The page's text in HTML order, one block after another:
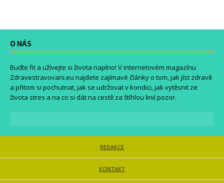
O NÁS
Buďte fit a užívejte si života naplno! V internetovém magazínu
Zdravestravovani.eu najdete zajímavé články o tom, jak jíst zdravě
a přitom si pochutnat, jak se udržovat v kondici, jak vytěsnit ze
života stres a na co si dát na cestě za štíhlou linií pozor.
REDAKCE
KONTAKT